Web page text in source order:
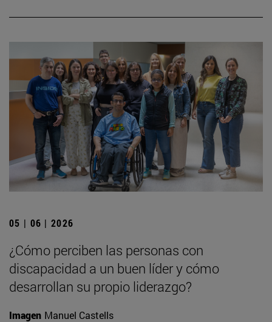
05 | 06 | 2026
¿Cómo perciben las personas con
discapacidad a un buen líder y cómo
desarrollan su propio liderazgo?
Imagen Manuel Castells